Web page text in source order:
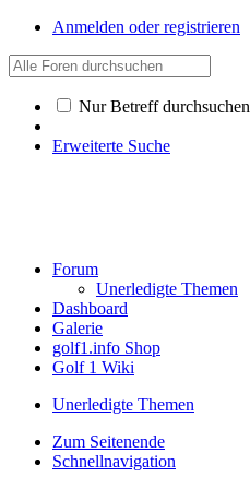
Anmelden oder registrieren
Nur Betreff durchsuchen
Erweiterte Suche
Forum
Unerledigte Themen
Dashboard
Galerie
golf1.info Shop
Golf 1 Wiki
Unerledigte Themen
Zum Seitenende
Schnellnavigation